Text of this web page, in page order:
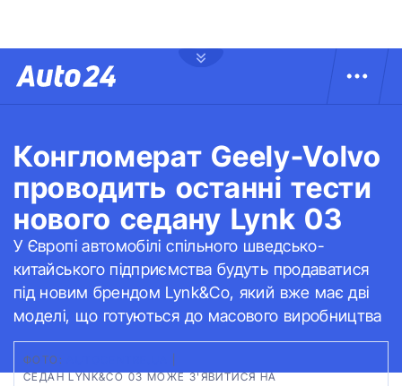
Конгломерат Geely-Volvo
проводить останні тести
нового седану Lynk 03
У Європі автомобілі спільного шведсько-
китайського підприємства будуть продаватися
під новим брендом Lynk&Co, який вже має дві
моделі, що готуються до масового виробництва
ФОТО:
СЕДАН LYNK&CO 03 МОЖЕ З'ЯВИТИСЯ НА